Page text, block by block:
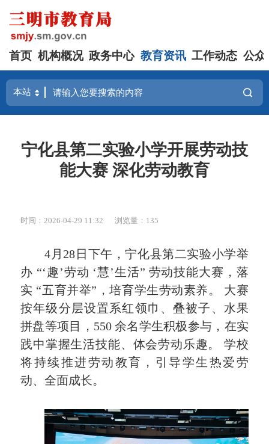
首页 机构概况 政务中心 教育资讯 工作动态 公众
宁化县第二实验小学开展劳动技
能大赛 深化劳动教育
时间：2026-04-29 11:32 浏览量：135
4月28日下午，宁化县第二实验小学举
办 “‘趣’劳动 ‘慧’生活” 劳动技能大赛，落
实 “五育并举”，培育学生劳动素养。 大赛
按年级分层设置系红领巾、叠被子、水果
拼盘等项目，550 余名学生积极参与，在实
践中掌握生活技能、体会劳动乐趣。 学校
将持续推进劳动教育，引导学生热爱劳
动、全面成长。